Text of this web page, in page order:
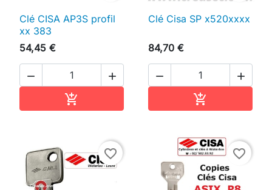
Clé CISA AP3S profil
xx 383
54,45 €
 

Clé Cisa SP x520xxxx
84,70 €
 

favorite_border favorite_border